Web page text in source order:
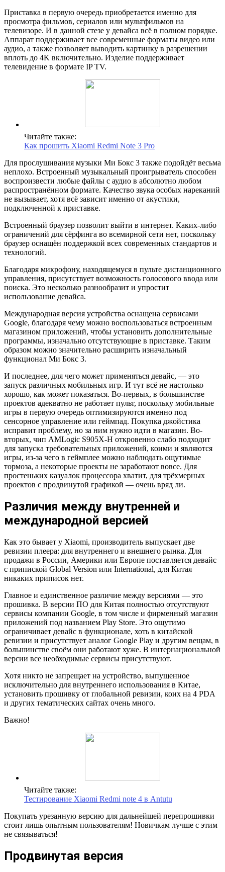
Приставка в первую очередь приобретается именно для
просмотра фильмов, сериалов или мультфильмов на
телевизоре. И в данной стезе у девайса всё в полном порядке.
Аппарат поддерживает все современные форматы видео или
аудио, а также позволяет выводить картинку в разрешении
вплоть до 4K включительно. Изделие поддерживает
телевидение в формате IP TV.
Читайте также:
Как прошить Xiaomi Redmi Note 3 Pro
Для прослушивания музыки Ми Бокс 3 также подойдёт весьма
неплохо. Встроенный музыкальный проигрыватель способен
воспроизвести любые файлы с аудио в абсолютно любом
распространённом формате. Качество звука особых нареканий
не вызывает, хотя всё зависит именно от акустики,
подключенной к приставке.
Встроенный браузер позволит выйти в интернет. Каких-либо
ограничений для сёрфинга во всемирной сети нет, поскольку
браузер оснащён поддержкой всех современных стандартов и
технологий.
Благодаря микрофону, находящемуся в пульте дистанционного
управления, присутствует возможность голосового ввода или
поиска. Это несколько разнообразит и упростит
использование девайса.
Международная версия устройства оснащена сервисами
Google, благодаря чему можно воспользоваться встроенным
магазином приложений, чтобы установить дополнительные
программы, изначально отсутствующие в приставке. Таким
образом можно значительно расширить изначальный
функционал Ми Бокс 3.
И последнее, для чего может применяться девайс, — это
запуск различных мобильных игр. И тут всё не настолько
хорошо, как может показаться. Во-первых, в большинстве
проектов адекватно не работает пульт, поскольку мобильные
игры в первую очередь оптимизируются именно под
сенсорное управление или геймпад. Покупка джойстика
исправит проблему, но за ним нужно идти в магазин. Во-
вторых, чип AMLogic S905X-H откровенно слабо подходит
для запуска требовательных приложений, коими и являются
игры, из-за чего в геймплее можно наблюдать ощутимые
тормоза, а некоторые проекты не заработают вовсе. Для
простеньких казуалок процессора хватит, для трёхмерных
проектов с продвинутой графикой — очень вряд ли.
Различия между внутренней и
международной версией
Как это бывает у Xiaomi, производитель выпускает две
ревизии плеера: для внутреннего и внешнего рынка. Для
продажи в России, Америки или Европе поставляется девайс
с припиской Global Version или International, для Китая
никаких приписок нет.
Главное и единственное различие между версиями — это
прошивка. В версии ПО для Китая полностью отсутствуют
сервисы компании Google, в том числе и фирменный магазин
приложений под названием Play Store. Это ощутимо
ограничивает девайс в функционале, хоть в китайской
ревизии и присутствует аналог Google Play и другим вещам, в
большинстве своём они работают хуже. В интернациональной
версии все необходимые сервисы присутствуют.
Хотя никто не запрещает на устройство, выпущенное
исключительно для внутреннего использования в Китае,
установить прошивку от глобальной ревизии, коих на 4 PDA
и других тематических сайтах очень много.
Важно!
Читайте также:
Тестирование Xiaomi Redmi note 4 в Antutu
Покупать урезанную версию для дальнейшей перепрошивки
стоит лишь опытным пользователям! Новичкам лучше с этим
не связываться!
Продвинутая версия